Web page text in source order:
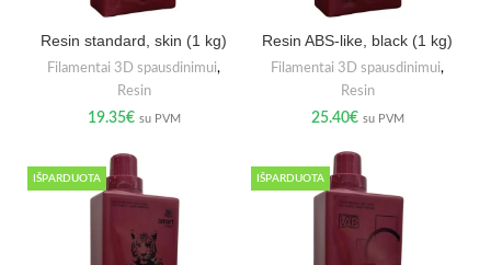
Resin standard, skin (1 kg)
Filamentai 3D spausdinimui,
Resin
19.35€ su PVM
Resin ABS-like, black (1 kg)
Filamentai 3D spausdinimui,
Resin
25.40€ su PVM
IŠPARDUOTA IŠPARDUOTA